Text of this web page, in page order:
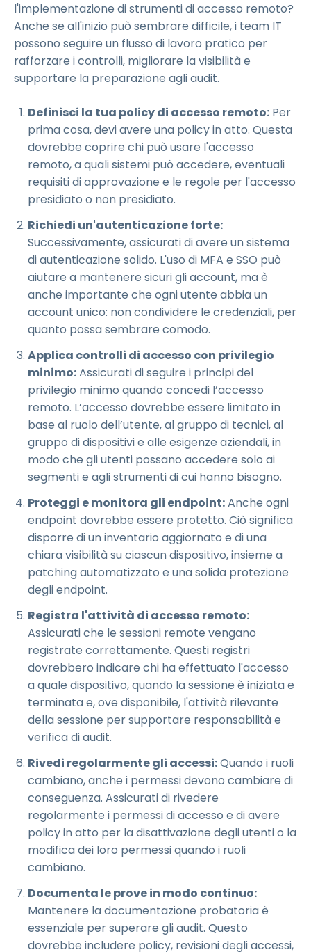
l'implementazione di strumenti di accesso remoto?
Anche se all'inizio può sembrare difficile, i team IT
possono seguire un flusso di lavoro pratico per
rafforzare i controlli, migliorare la visibilità e
supportare la preparazione agli audit.
Definisci la tua policy di accesso remoto: Per
prima cosa, devi avere una policy in atto. Questa
dovrebbe coprire chi può usare l'accesso
remoto, a quali sistemi può accedere, eventuali
requisiti di approvazione e le regole per l'accesso
presidiato o non presidiato.
Richiedi un'autenticazione forte:
Successivamente, assicurati di avere un sistema
di autenticazione solido. L'uso di MFA e SSO può
aiutare a mantenere sicuri gli account, ma è
anche importante che ogni utente abbia un
account unico: non condividere le credenziali, per
quanto possa sembrare comodo.
Applica controlli di accesso con privilegio
minimo:Assicurati di seguire i principi del
privilegio minimo quando concedi l’accesso
remoto. L’accesso dovrebbe essere limitato in
base al ruolo dell’utente, al gruppo di tecnici, al
gruppo di dispositivi e alle esigenze aziendali, in
modo che gli utenti possano accedere solo ai
segmenti e agli strumenti di cui hanno bisogno.
Proteggi e monitora gli endpoint:Anche ogni
endpoint dovrebbe essere protetto. Ciò significa
disporre di un inventario aggiornato e di una
chiara visibilità su ciascun dispositivo, insieme a
patching automatizzato e una solida protezione
degli endpoint.
Registra l'attività di accesso remoto:
Assicurati che le sessioni remote vengano
registrate correttamente. Questi registri
dovrebbero indicare chi ha effettuato l'accesso
a quale dispositivo, quando la sessione è iniziata e
terminata e, ove disponibile, l'attività rilevante
della sessione per supportare responsabilità e
verifica di audit.
Rivedi regolarmente gli accessi:Quando i ruoli
cambiano, anche i permessi devono cambiare di
conseguenza. Assicurati di rivedere
regolarmente i permessi di accesso e di avere
policy in atto per la disattivazione degli utenti o la
modifica dei loro permessi quando i ruoli
cambiano.
Documenta le prove in modo continuo:
Mantenere la documentazione probatoria è
essenziale per superare gli audit. Questo
dovrebbe includere policy, revisioni degli accessi,